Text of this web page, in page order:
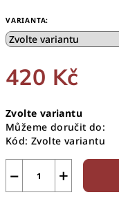
VARIANTA:
420 Kč
cena:
Zvolte variantu
Můžeme doručit do:
Kód: Zvolte variantu
+
−